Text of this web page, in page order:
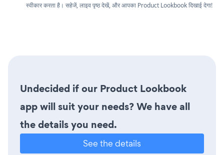
स्वीकार करता है। सहेजें, लाइव पृष्ठ देखें, और आपका Product Lookbook दिखाई देगा!
Undecided if our Product Lookbook
app will suit your needs? We have all
the details you need.
See the details